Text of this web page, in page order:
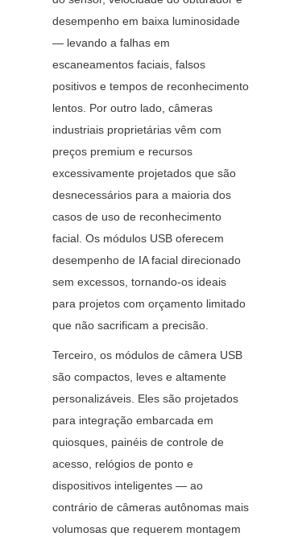
desempenho em baixa luminosidade
— levando a falhas em
escaneamentos faciais, falsos
positivos e tempos de reconhecimento
lentos. Por outro lado, câmeras
industriais proprietárias vêm com
preços premium e recursos
excessivamente projetados que são
desnecessários para a maioria dos
casos de uso de reconhecimento
facial. Os módulos USB oferecem
desempenho de IA facial direcionado
sem excessos, tornando-os ideais
para projetos com orçamento limitado
que não sacrificam a precisão.
Terceiro, os módulos de câmera USB
são compactos, leves e altamente
personalizáveis. Eles são projetados
para integração embarcada em
quiosques, painéis de controle de
acesso, relógios de ponto e
dispositivos inteligentes — ao
contrário de câmeras autônomas mais
volumosas que requerem montagem